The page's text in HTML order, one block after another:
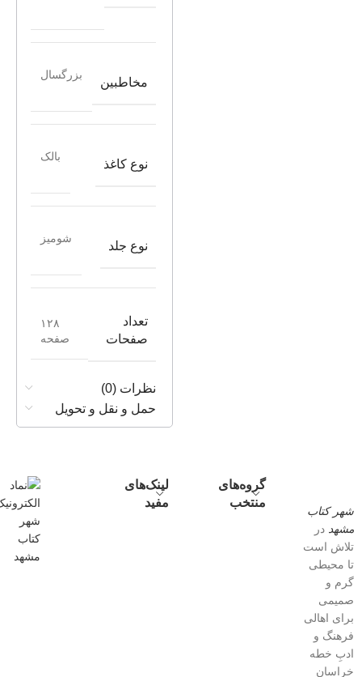
مخاطبین
بزرگسال
نوع کاغذ
بالک
نوع جلد
شومیز
تعداد
صفحات
۱۲۸
صفحه
نظرات (0)
حمل و نقل و تحویل
شهر کتاب
مشهد در
تلاش است
تا محیطی
گرم و
صمیمی
برای اهالی
فرهنگ و
ادبِ خطه
خراسان
گروه‌های
منتخب
لینک‌های
مفید